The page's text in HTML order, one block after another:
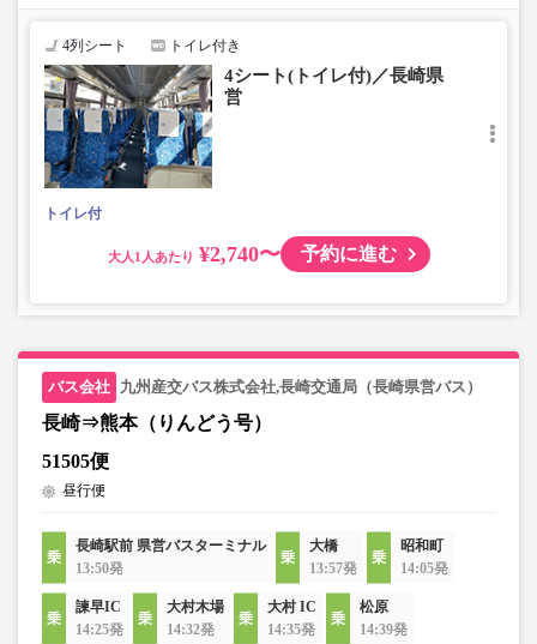
で、あらかじめご了承ください。
4列シート トイレ付き
4シート(トイレ付)／長崎県
営
トイレ付
大人 ¥2,740〜 予約に進む
九州産交バス株式会社,長崎交通局（長崎県営バス）
長崎⇒熊本（りんどう号）
51505便
昼行便
長崎駅前 県営バスターミナル
13:50発
大橋
13:57発
昭和町
14:05発
諫早IC
14:25発
大村木場
14:32発
大村 IC
14:35発
松原
14:39発